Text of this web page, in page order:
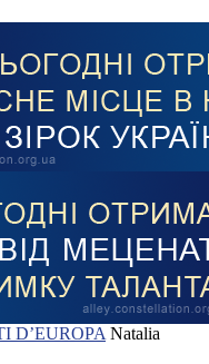
D’EUROPA Natalia